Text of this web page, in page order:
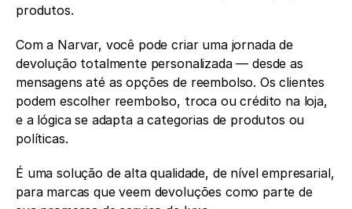
produtos.
Com a Narvar, você pode criar uma jornada de
devolução totalmente personalizada — desde as
mensagens até as opções de reembolso. Os clientes
podem escolher reembolso, troca ou crédito na loja,
e a lógica se adapta a categorias de produtos ou
políticas.
É uma solução de alta qualidade, de nível empresarial,
para marcas que veem devoluções como parte de